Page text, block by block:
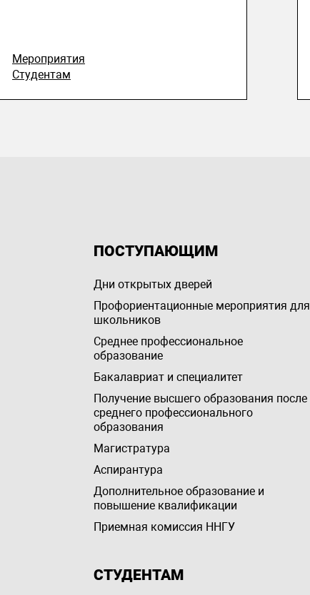
Мероприятия
Студентам
ПОСТУПАЮЩИМ
Дни открытых дверей
Профориентационные мероприятия для
школьников
Среднее профессиональное
образование
Бакалавриат и специалитет
Получение высшего образования после
среднего профессионального
образования
Магистратура
Аспирантура
Дополнительное образование и
повышение квалификации
Приемная комиссия ННГУ
СТУДЕНТАМ